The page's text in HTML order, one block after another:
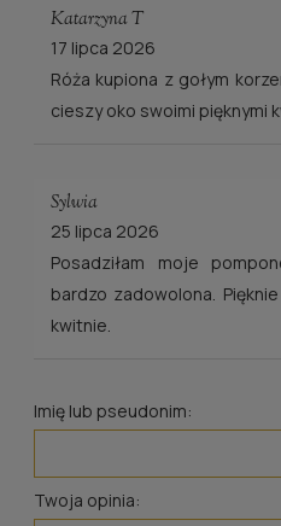
Katarzyna T
17 lipca 2026
Róża kupiona z gołym
cieszy oko swoimi pięknymi
Sylwia
25 lipca 2026
Posadziłam moje
bardzo zadowolona.
kwitnie.
Imię lub pseudonim:
Twoja opinia: